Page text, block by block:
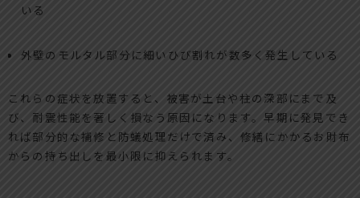
いる
外壁のモルタル部分に細いひび割れが数多く発生している
これらの症状を放置すると、被害が土台や柱の深部にまで及
び、耐震性能を著しく損なう原因になります。早期に発見でき
れば部分的な補修と防蟻処理だけで済み、修繕にかかるお財布
からの持ち出しを最小限に抑えられます。